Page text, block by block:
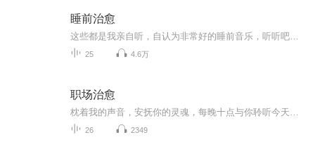
睡前治愈
25 4.6万
职场治愈
26 2349